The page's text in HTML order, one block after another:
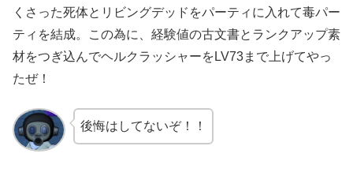
くさった死体とリビングデッドをパーティに入れて毒パー
ティを結成。この為に、経験値の古文書とランクアップ素
材をつぎ込んでヘルクラッシャーをLV73まで上げてやっ
たぜ！
後悔はしてないぞ！！